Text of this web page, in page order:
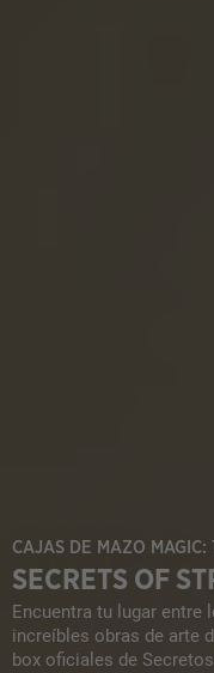
CAJAS DE MAZO MAGIC:
SECRETS OF
Encuentra tu lugar
increíbles obras de arte
box oficiales de